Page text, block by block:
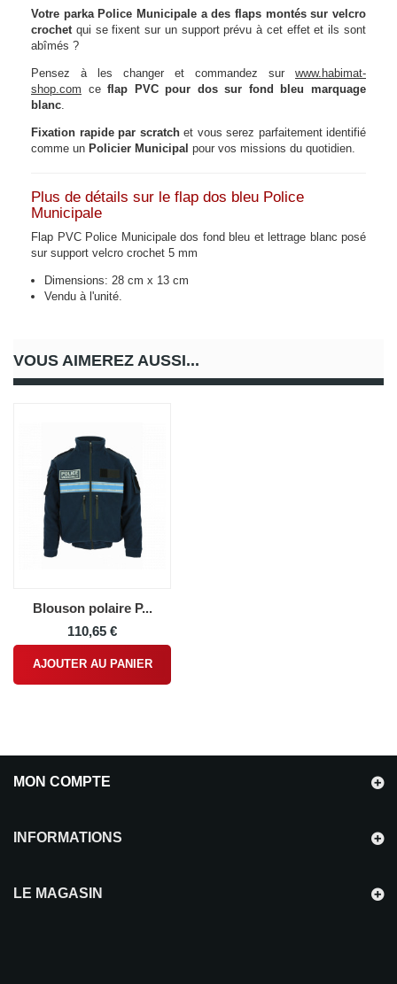
Votre parka Police Municipale a des flaps montés sur velcro
crochetqui se fixent sur un support prévu à cet effet et ils sont
abîmés ?
Pensez à les changer et commandez sur www.habimat-
shop.com ceflap PVC pour dos sur fond bleu marquage
blanc.
Fixation rapide par scratchet vous serez parfaitement identifié
comme un Policier Municipal pour vos missions du quotidien.
Plus de détails sur le flap dos bleu Police
Municipale
Flap PVC Police Municipale dos fond bleu et lettrage blanc posé
sur support velcro crochet 5 mm
Dimensions: 28 cm x 13 cm
Vendu à l'unité.
VOUS AIMEREZ AUSSI...
Blouson polaire P...
110,65 €
AJOUTER AU PANIER
MON COMPTE
INFORMATIONS
LE MAGASIN